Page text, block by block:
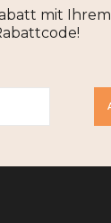
mit